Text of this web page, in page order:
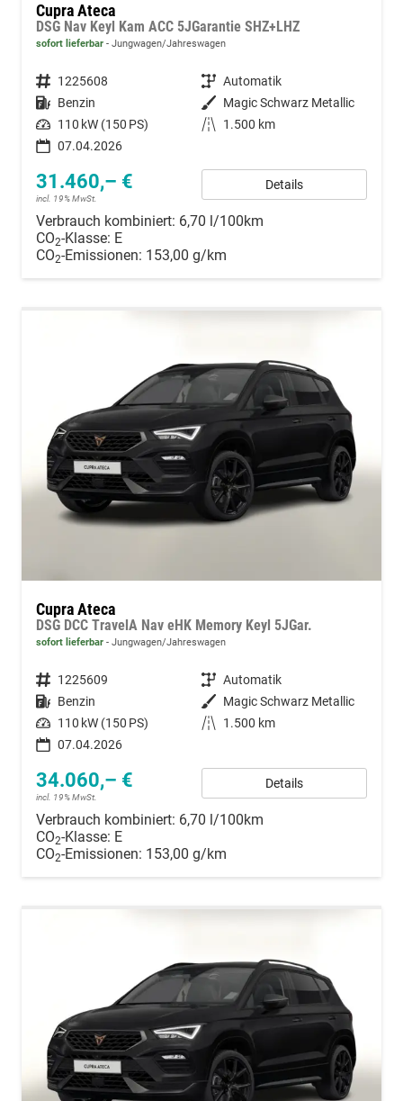
Cupra Ateca
DSG Nav Keyl Kam ACC 5JGarantie SHZ+LHZ
sofort lieferbar Jungwagen/Jahreswagen
Fahrzeugnummer 1225608 Getriebe Automatik
Kraftstoff Benzin Außenfarbe Magic Schwarz Metallic
Leistung 110 kW (150 PS) Kilometerstand
1.500 km
07.04.2026
31.460,– €
incl. 19% MwSt.
Details
Verbrauch kombiniert: 6,70 l/100km
CO2-Klasse: E
CO2-Emissionen: 153,00 g/km
Cupra Ateca
DSG DCC TravelA Nav eHK Memory Keyl 5JGar.
sofort lieferbar Jungwagen/Jahreswagen
Fahrzeugnummer 1225609 Getriebe Automatik
Kraftstoff Benzin Außenfarbe Magic Schwarz Metallic
Leistung 110 kW (150 PS) Kilometerstand
1.500 km
07.04.2026
34.060,– €
incl. 19% MwSt.
Details
Verbrauch kombiniert: 6,70 l/100km
CO2-Klasse: E
CO2-Emissionen: 153,00 g/km